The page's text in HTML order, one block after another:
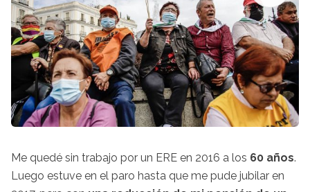
Me quedé sin trabajo por un ERE en 2016 a los 60 años.
Luego estuve en el paro hasta que me pude jubilar en